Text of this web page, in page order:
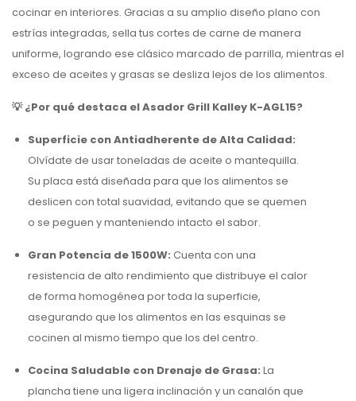
cocinar en interiores. Gracias a su amplio diseño plano con
estrías integradas, sella tus cortes de carne de manera
uniforme, logrando ese clásico marcado de parrilla, mientras el
exceso de aceites y grasas se desliza lejos de los alimentos.
💡 ¿Por qué destaca el Asador Grill Kalley K-AGL15?
Superficie con Antiadherente de Alta Calidad:
Olvídate de usar toneladas de aceite o mantequilla.
Su placa está diseñada para que los alimentos se
deslicen con total suavidad, evitando que se quemen
o se peguen y manteniendo intacto el sabor.
Gran Potencia de 1500W: Cuenta con una
resistencia de alto rendimiento que distribuye el calor
de forma homogénea por toda la superficie,
asegurando que los alimentos en las esquinas se
cocinen al mismo tiempo que los del centro.
Cocina Saludable con Drenaje de Grasa: La
plancha tiene una ligera inclinación y un canalón que